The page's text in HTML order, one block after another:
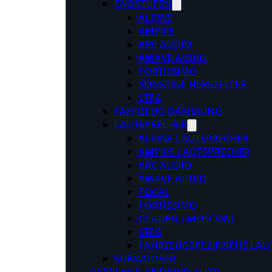
ENDSTUFEN
ALPINE
AMPIRE
ARC AUDIO
AWAVE AUDIO
FORTISSIMO
SONSTIGE HERSTELLER
STEG
FAHRZEUG DÄMMUNG
LAUTSPRECHER
ALPINE LAUTSPRECHER
AMPIRE LAUTSPRECHER
ARC AUDIO
AWAVE AUDIO
FOCAL
FORTISSIMO
GLADEN / MOSCONI
STEG
FAHRZEUGSPEZIFISCHE
SUBWOOFER